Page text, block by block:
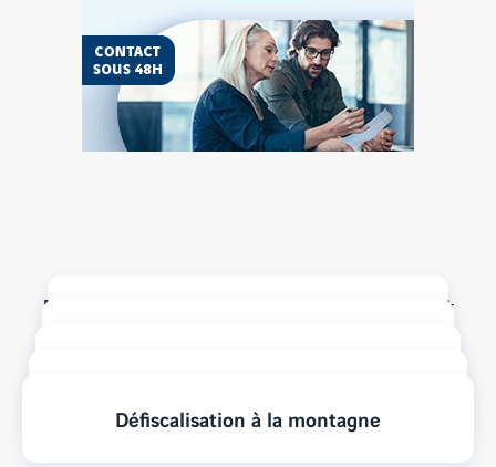
Pour mieux préparer votre projet
Défiscalisation à la montagne